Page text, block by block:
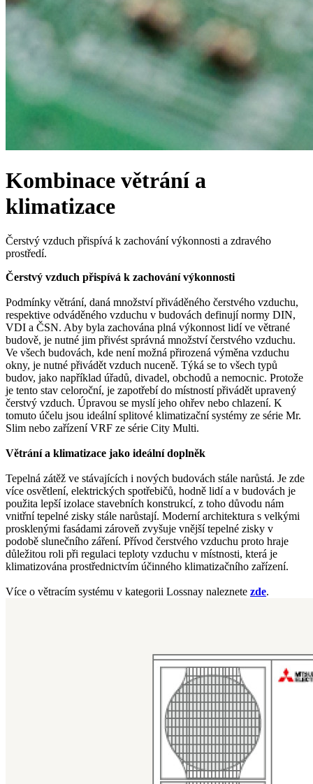
Kombinace větrání a
klimatizace
Čerstvý vzduch přispívá k zachování výkonnosti a zdravého
prostředí.
Čerstvý vzduch přispívá k zachování výkonnosti
Podmínky větrání, daná množství přiváděného čerstvého vzduchu,
respektive odváděného vzduchu v budovách definují normy DIN,
VDI a ČSN. Aby byla zachována plná výkonnost lidí ve větrané
budově, je nutné jim přivést správná množství čerstvého vzduchu.
Ve všech budovách, kde není možná přirozená výměna vzduchu
okny, je nutné přivádět vzduch nuceně. Týká se to všech typů
budov, jako například úřadů, divadel, obchodů a nemocnic. Protože
je tento stav celoroční, je zapotřebí do místností přivádět upravený
čerstvý vzduch. Úpravou se myslí jeho ohřev nebo chlazení. K
tomuto účelu jsou ideální splitové klimatizační systémy ze série Mr.
Slim nebo zařízení VRF ze série City Multi.
Větrání a klimatizace jako ideální doplněk
Tepelná zátěž ve stávajících i nových budovách stále narůstá. Je zde
více osvětlení, elektrických spotřebičů, hodně lidí a v budovách je
použita lepší izolace stavebních konstrukcí, z toho důvodu nám
vnitřní tepelné zisky stále narůstají. Moderní architektura s velkými
prosklenými fasádami zároveň zvyšuje vnější tepelné zisky v
podobě slunečního záření. Přívod čerstvého vzduchu proto hraje
důležitou roli při regulaci teploty vzduchu v místnosti, která je
klimatizována prostřednictvím účinného klimatizačního zařízení.
Více o větracím systému v kategorii Lossnay naleznete zde.